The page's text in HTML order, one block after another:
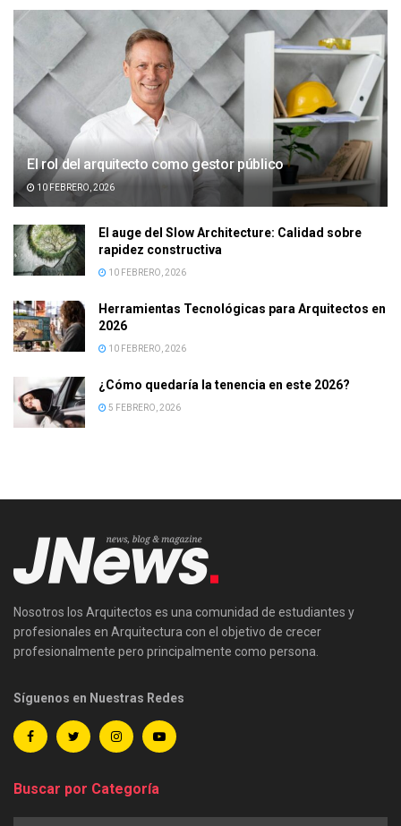
El rol del arquitecto como gestor público
10 FEBRERO, 2026
El auge del Slow Architecture: Calidad sobre
rapidez constructiva
10 FEBRERO, 2026
Herramientas Tecnológicas para Arquitectos en
2026
10 FEBRERO, 2026
¿Cómo quedaría la tenencia en este 2026?
5 FEBRERO, 2026
Nosotros los Arquitectos es una comunidad de estudiantes y
profesionales en Arquitectura con el objetivo de crecer
profesionalmente pero principalmente como persona.
Síguenos en Nuestras Redes
Buscar por Categoría